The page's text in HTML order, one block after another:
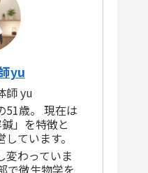
yu
師 yu
51歳。 現在は
」を特徴と
ています。
変わっていま
で微生物学を